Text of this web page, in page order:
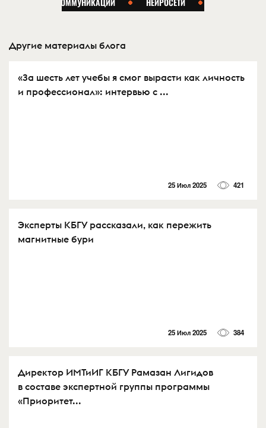
Другие материалы блога
«За шесть лет учебы я смог вырасти как личность
и профессионал»: интервью с ...
25 Июл 2025 421
Эксперты КБГУ рассказали, как пережить
магнитные бури
25 Июл 2025 384
Директор ИМТиИГ КБГУ Рамазан Лигидов
в составе экспертной группы программы
«Приоритет...